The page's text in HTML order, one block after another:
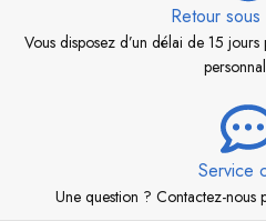
Retour
Vous disposez d’un délai de 15
Service
Une question ? Contactez-nous